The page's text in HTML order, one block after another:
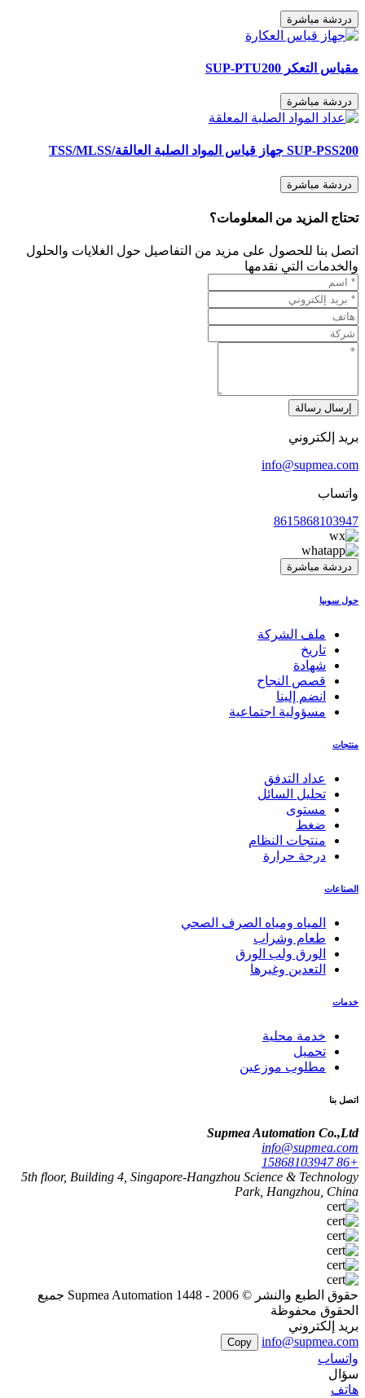
دردشة مباشرة
مقياس التعكر SUP-PTU200
دردشة مباشرة
SUP-PSS200 جهاز قياس المواد الصلبة العالقة/TSS/MLSS
دردشة مباشرة
تحتاج المزيد من المعلومات؟
اتصل بنا للحصول على مزيد من التفاصيل حول الغلايات والحلول
والخدمات التي نقدمها
إرسال رسالة
بريد إلكتروني
info@supmea.com
واتساب
8615868103947
دردشة مباشرة
حول سوبيا
ملف الشركة
تاريخ
شهادة
قصص النجاح
انضم إلينا
مسؤولية اجتماعية
منتجات
عداد التدفق
تحليل السائل
مستوى
ضغط
منتجات النظام
درجة حرارة
الصناعات
المياه ومياه الصرف الصحي
طعام وشراب
الورق ولب الورق
التعدين وغيرها
خدمات
خدمة محلية
تحميل
مطلوب موزعين
اتصل بنا
Supmea Automation Co.,Ltd
info@supmea.com
+86 15868103947
5th floor, Building 4, Singapore-Hangzhou Science & Technology
Park, Hangzhou, China
حقوق الطبع والنشر © 2006 - 1448 Supmea Automation جميع
الحقوق محفوظة
بريد إلكتروني
info@supmea.com
Copy
واتساب
سؤال
هاتف